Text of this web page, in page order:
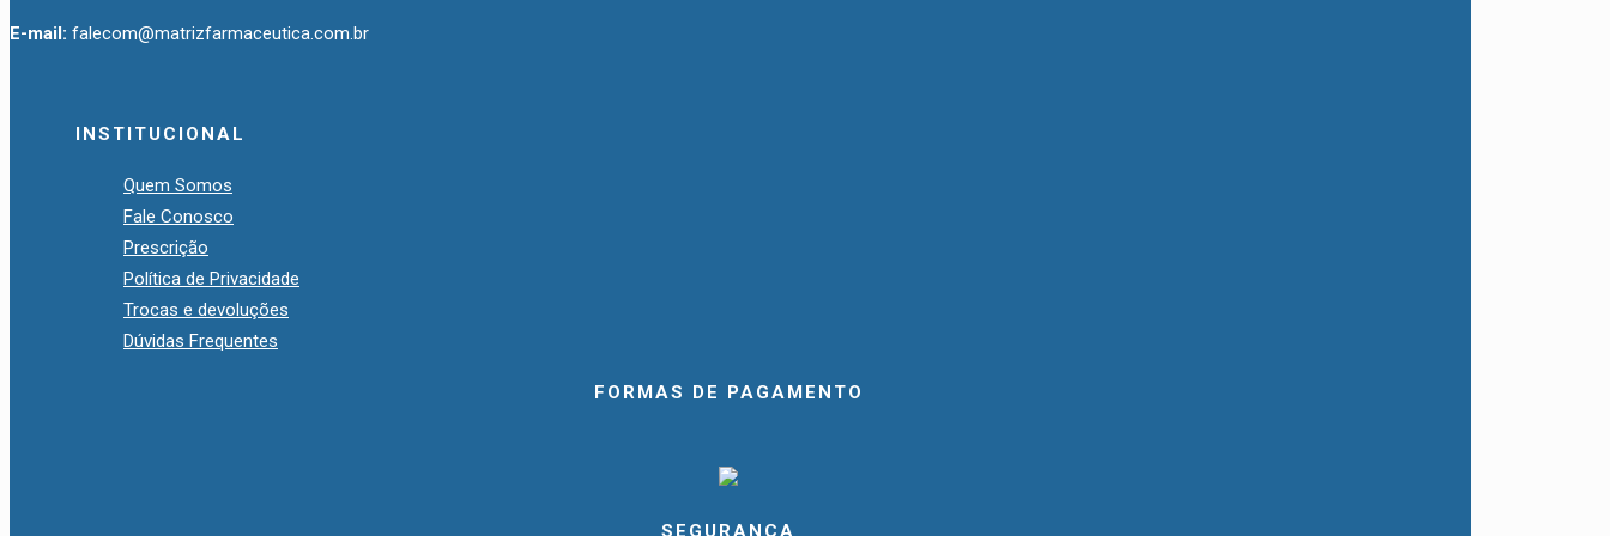
E-mail: falecom@matrizfarmaceutica.com.br
INSTITUCIONAL
Quem Somos
Fale Conosco
Prescrição
Política de Privacidade
Trocas e devoluções
Dúvidas Frequentes
FORMAS DE PAGAMENTO
SEGURANÇA